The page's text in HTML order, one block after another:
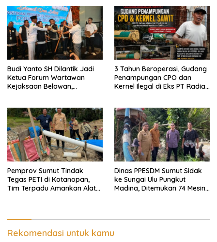
Budi Yanto SH Dilantik Jadi
Ketua Forum Wartawan
Kejaksaan Belawan,
Pendampingan Hukum dan
Ekomoni Semua Anggota
3 Tahun Beroperasi, Gudang
Penampungan CPO dan
Kernel Ilegal di Eks PT Radian
Pemprov Sumut Tindak
Tegas PETI di Kotanopan,
Tim Terpadu Amankan Alat
Dinas PPESDM Sumut Sidak
ke Sungai Ulu Pungkut
Madina, Ditemukan 74 Mesin
Rekomendasi untuk kamu